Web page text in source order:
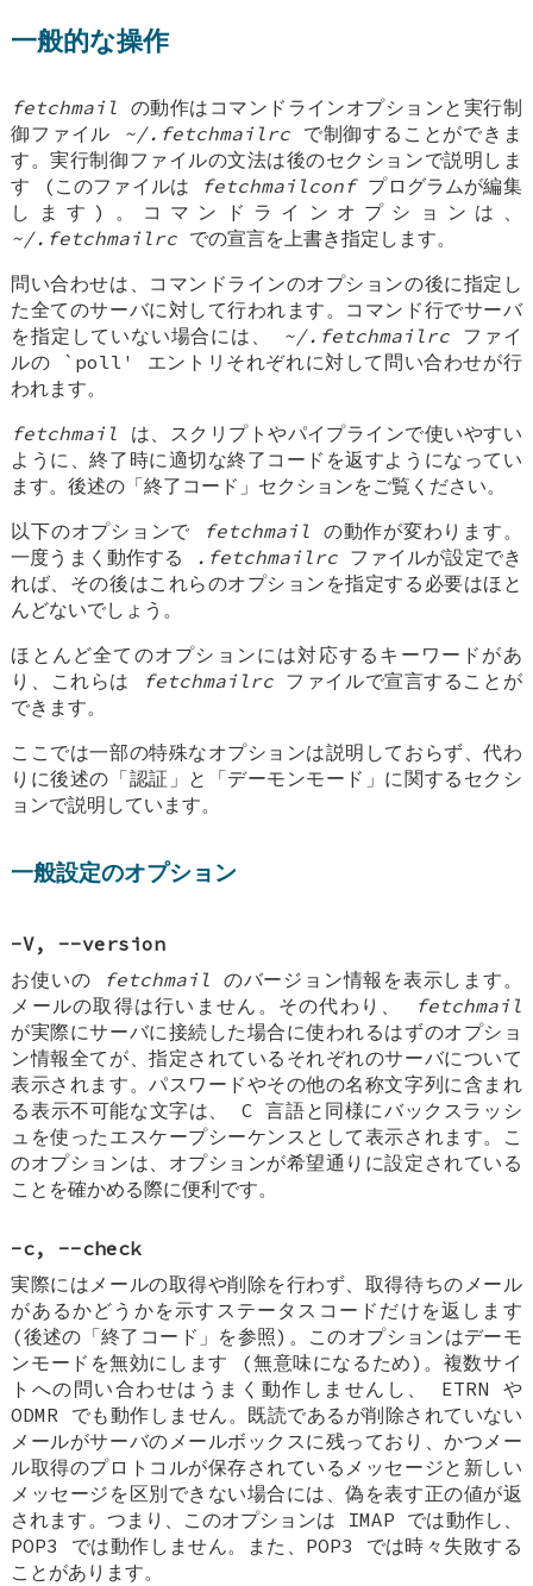
一般的な操作
fetchmail の動作はコマンドラインオプションと実行制
御ファイル ~/.fetchmailrc で制御することができま
す。実行制御ファイルの文法は後のセクションで説明しま
す (このファイルは
fetchmailconfプログラムが編集
します)。コマンドラインオプションは、
~/.fetchmailrc での宣言を上書き指定します。
問い合わせは、コマンドラインのオプションの後に指定し
た全てのサーバに対して行われます。コマンド行でサーバ
を指定していない場合には、 ~/.fetchmailrc ファイ
ルの `poll' エントリそれぞれに対して問い合わせが行
われます。
fetchmail は、スクリプトやパイプラインで使いやすい
ように、終了時に適切な終了コードを返すようになってい
ます。後述の「終了コード」セクションをご覧ください。
以下のオプションで
fetchmail の動作が変わります。
一度うまく動作する
.fetchmailrc ファイルが設定でき
れば、その後はこれらのオプションを指定する必要はほと
んどないでしょう。
ほとんど全てのオプションには対応するキーワードがあ
り、これらは
fetchmailrcファイルで宣言することが
できます。
ここでは一部の特殊なオプションは説明しておらず、代わ
りに後述の「認証」と「デーモンモード」に関するセクシ
ョンで説明しています。
一般設定のオプション
-V, --version
お使いの
fetchmail のバージョン情報を表示します。
メールの取得は行いません。その代わり、
fetchmail
が実際にサーバに接続した場合に使われるはずのオプショ
ン情報全てが、指定されているそれぞれのサーバについて
表示されます。パスワードやその他の名称文字列に含まれ
る表示不可能な文字は、 C 言語と同様にバックスラッシ
ュを使ったエスケープシーケンスとして表示されます。こ
のオプションは、オプションが希望通りに設定されている
ことを確かめる際に便利です。
-c, --check
実際にはメールの取得や削除を行わず、取得待ちのメール
があるかどうかを示すステータスコードだけを返します
(後述の「終了コード」を参照)。このオプションはデーモ
ンモードを無効にします (無意味になるため)。複数サイ
トへの問い合わせはうまく動作しませんし、 ETRN や
ODMR でも動作しません。既読であるが削除されていない
メールがサーバのメールボックスに残っており、かつメー
ル取得のプロトコルが保存されているメッセージと新しい
メッセージを区別できない場合には、偽を表す正の値が返
されます。つまり、このオプションは IMAP では動作し、
POP3 では動作しません。また、POP3 では時々失敗する
ことがあります。